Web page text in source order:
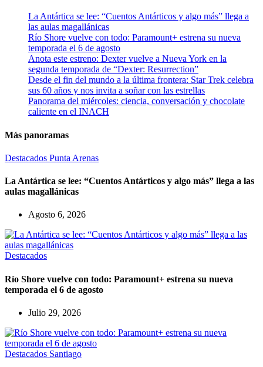
La Antártica se lee: “Cuentos Antárticos y algo más” llega a
las aulas magallánicas
Río Shore vuelve con todo: Paramount+ estrena su nueva
temporada el 6 de agosto
Anota este estreno: Dexter vuelve a Nueva York en la
segunda temporada de “Dexter: Resurrection”
Desde el fin del mundo a la última frontera: Star Trek celebra
sus 60 años y nos invita a soñar con las estrellas
Panorama del miércoles: ciencia, conversación y chocolate
caliente en el INACH
Más panoramas
Destacados Punta Arenas
La Antártica se lee: “Cuentos Antárticos y algo más” llega a las
aulas magallánicas
Agosto 6, 2026
Destacados
Río Shore vuelve con todo: Paramount+ estrena su nueva
temporada el 6 de agosto
Julio 29, 2026
Destacados Santiago